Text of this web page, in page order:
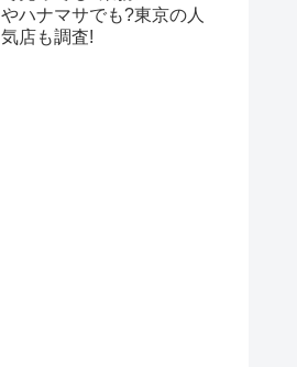
やハナマサでも?東京の人
気店も調査!